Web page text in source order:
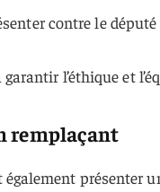
contre le député
l’éthique et
remplaçant
présenter